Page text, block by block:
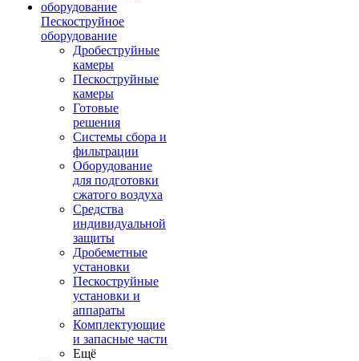
Пескоструйное
оборудование
Дробеструйные
камеры
Пескоструйные
камеры
Готовые
решения
Системы сбора и
фильтрации
Оборудование
для подготовки
сжатого воздуха
Средства
индивидуальной
защиты
Дробеметные
установки
Пескоструйные
установки и
аппараты
Комплектующие
и запасные части
Ещё